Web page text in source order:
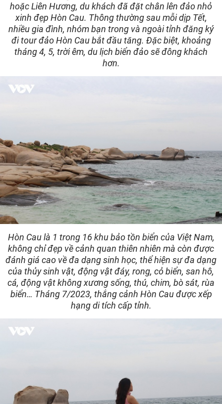
hoặc Liên Hương, du khách đã đặt chân lên đảo nhỏ
xinh đẹp Hòn Cau. Thông thường sau mỗi dịp Tết,
nhiều gia đình, nhóm bạn trong và ngoài tỉnh đăng ký
đi tour đảo Hòn Cau bắt đầu tăng. Đặc biệt, khoảng
tháng 4, 5, trời êm, du lịch biển đảo sẽ đông khách
hơn.
Hòn Cau là 1 trong 16 khu bảo tồn biển của Việt Nam,
không chỉ đẹp về cảnh quan thiên nhiên mà còn được
đánh giá cao về đa dạng sinh học, thể hiện sự đa dạng
của thủy sinh vật, động vật đáy, rong, cỏ biển, san hô,
cá, động vật không xương sống, thú, chim, bò sát, rùa
biển… Tháng 7/2023, thắng cảnh Hòn Cau được xếp
hạng di tích cấp tỉnh.